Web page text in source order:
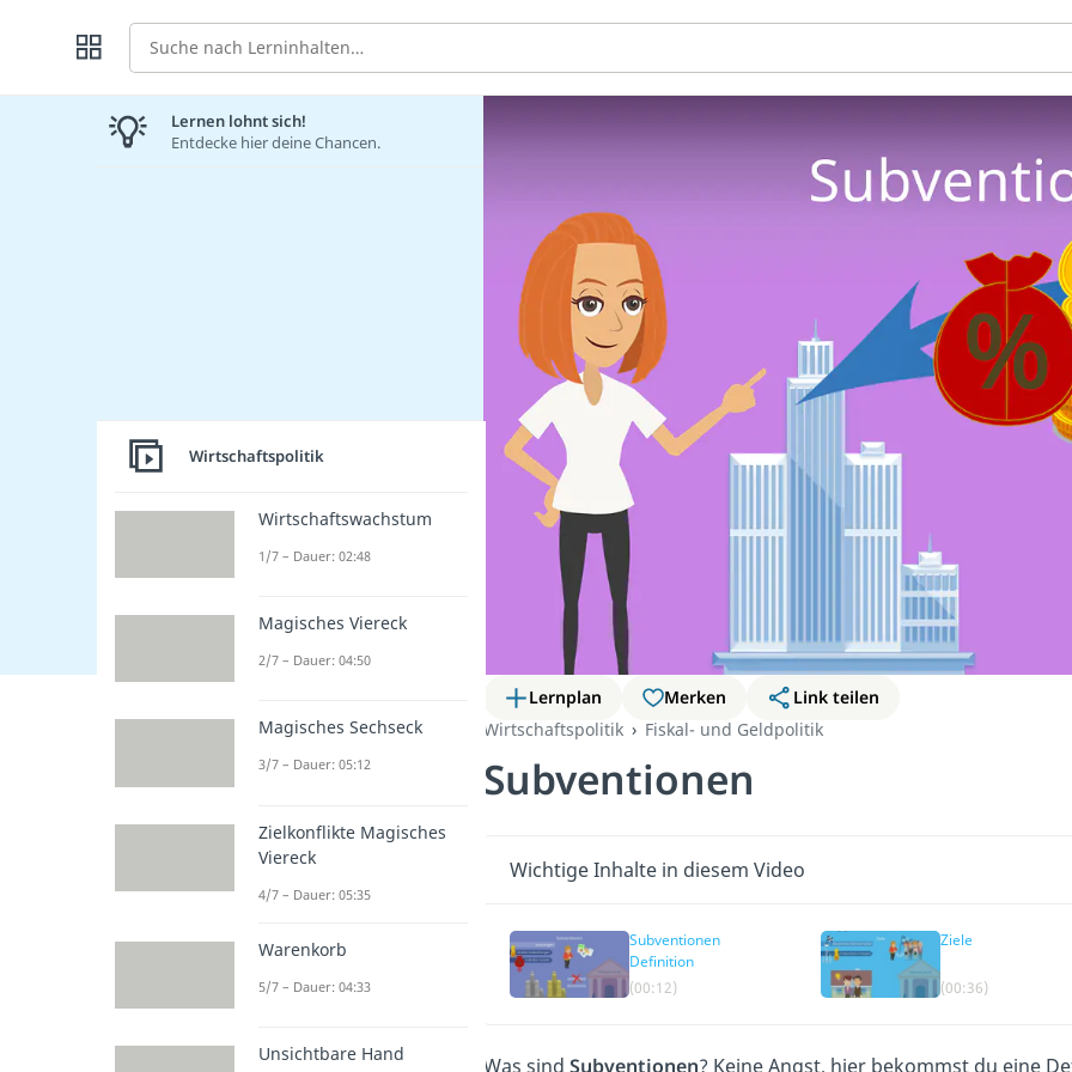
Suche
Lernplan Merken
Link teilen
Wirtschaftspolitik
Fiskal- und Geldpolitik
Subventionen
Wichtige Inhalte in diesem Video
Subventionen
Definition
(00:12)
Ziele
(00:36)
Was sind Subventionen? Keine Angst, hier bekommst du eine
Lernen lohnt sich!
Entdecke hier deine Chancen.
Wirtschaftspolitik
Wirtschaftswachstum
1/7 – Dauer: 02:48
Magisches Viereck
2/7 – Dauer: 04:50
Magisches Sechseck
3/7 – Dauer: 05:12
Zielkonflikte Magisches
Viereck
4/7 – Dauer: 05:35
Warenkorb
5/7 – Dauer: 04:33
Unsichtbare Hand